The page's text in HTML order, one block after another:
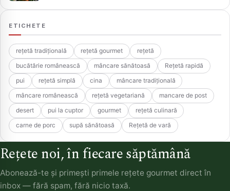
ETICHETE
rețetă tradițională rețetă gourmet
rețetă
bucătărie românească
mâncare sănătoasă
Rețetă rapidă
pui
rețetă simplă cina
mâncare tradițională
mâncare românească
rețetă vegetariană
mancare de post
desert
pui la cuptor gourmet
rețetă culinară
carne de porc
supă sănătoasă Rețetă de vară
Rețete noi, în fiecare săptămână
Abonează-te și primești primele rețete gourmet direct în
inbox — fără spam, fără nicio taxă.